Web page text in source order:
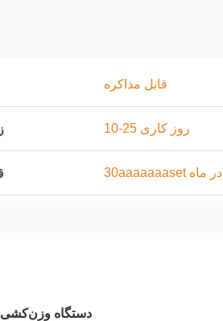
قابل مذاکره
10-25 روز کاری
30aaaaaaaset در ماه
دستگاه وزن‌کشی چند سر 8 هد با مواد چسبنده و سه